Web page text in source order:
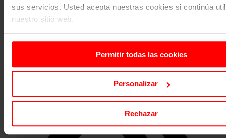
sus servicios. Usted acepta nuestras cookies si continúa
nuestro sitio web.
Permitir todas las cookies
Personalizar
Rechazar